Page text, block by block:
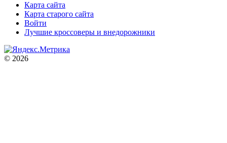
Карта сайта
Карта старого сайта
Войти
Лучшие кроссоверы и внедорожники
© 2026